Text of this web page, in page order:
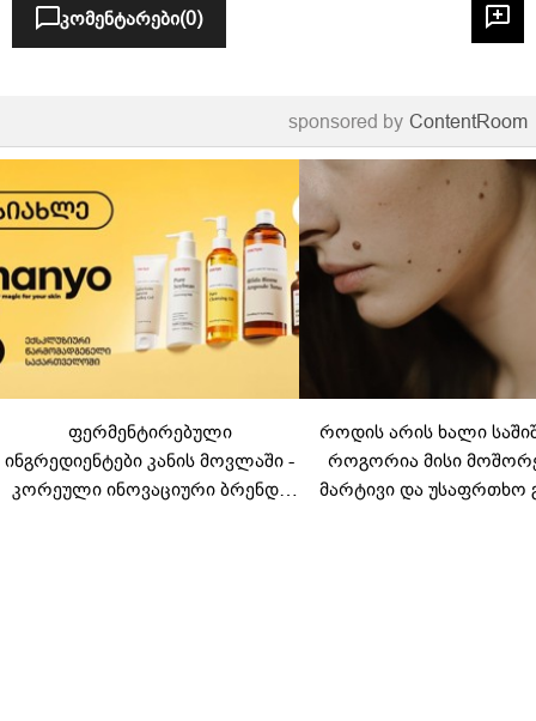
კომენტარები(0)
sponsored by ContentRoom
ფერმენტირებული
ინგრედიენტები კანის მოვლაში -
კორეული ინოვაციური ბრენდი
როდის არის ხალი
როგორია მისი
მარტივი და უსაფრთხო